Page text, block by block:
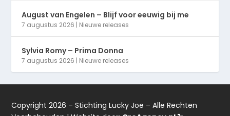
August van Engelen – Blijf voor eeuwig bij me
7 augustus 2026 | Nieuwe releases
Sylvia Romy – Prima Donna
7 augustus 2026 | Nieuwe releases
Copyright 2026 – Stichting Lucky Joe – Alle Rechten